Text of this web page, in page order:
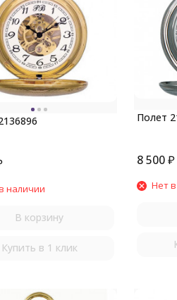
наличии
В корзину
Купить в 1 клик
Полет
8 500 ₽
Нет